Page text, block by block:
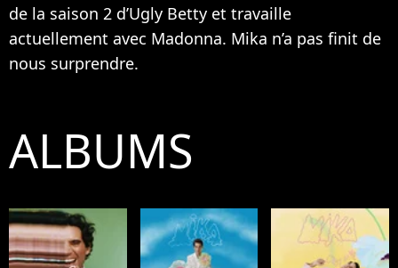
de la saison 2 d’Ugly Betty et travaille
actuellement avec Madonna. Mika n’a pas finit de
nous surprendre.
ALBUMS